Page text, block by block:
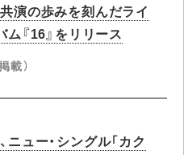
演の歩みを刻んだライ
ム『16』をリリース
載）
ニュー・シングル「カク